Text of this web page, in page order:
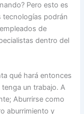
Pero esto es
tecnologías podrán
de
dentro del
qué hará entonces
un trabajo. A
Aburrirse como
aburrimiento y